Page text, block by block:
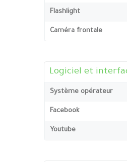
Flashlight
Caméra frontale
Logiciel et
Système opérateur
Facebook
Youtube